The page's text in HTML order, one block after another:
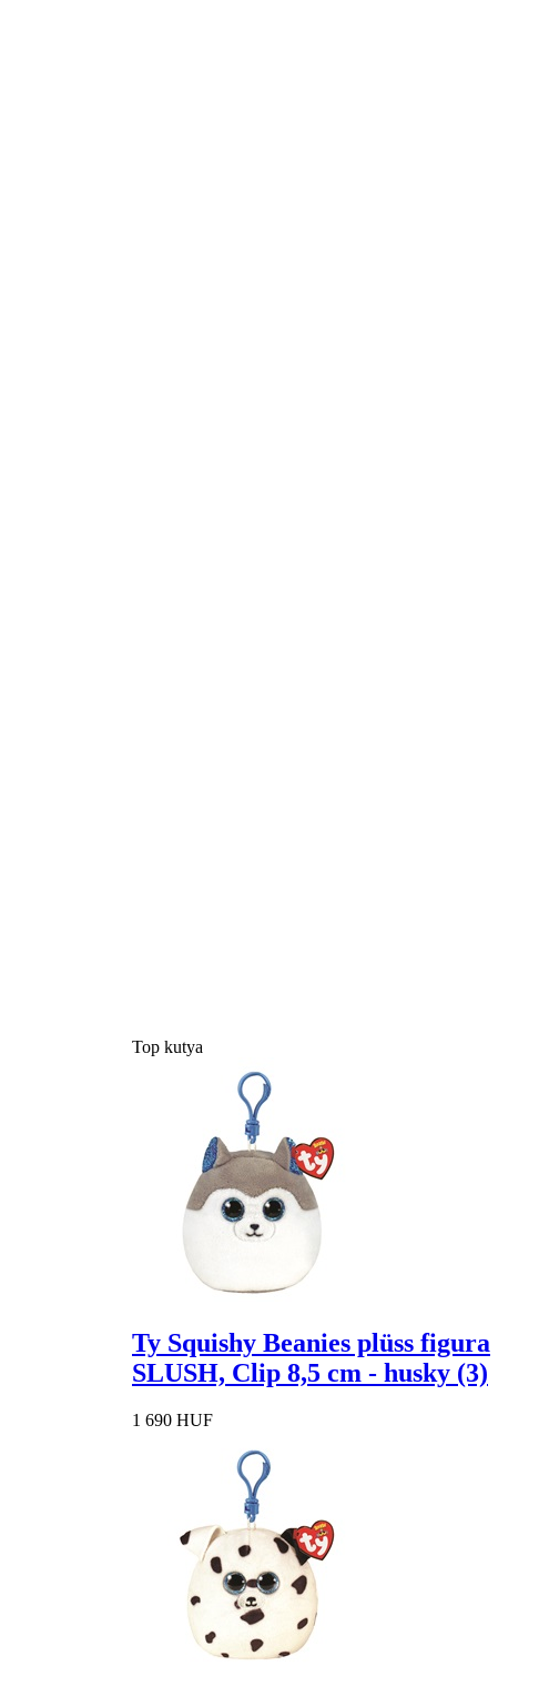
Top kutya
Ty Squishy Beanies plüss figura
SLUSH, Clip 8,5 cm - husky (3)
1 690 HUF